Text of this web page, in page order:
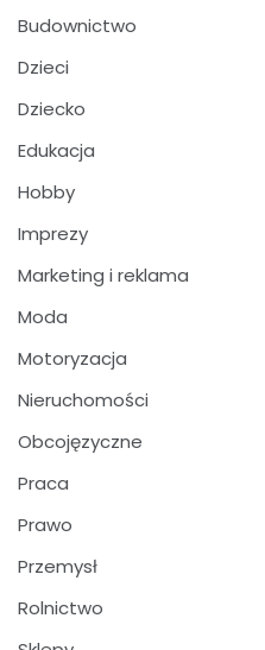
Budownictwo
Dzieci
Dziecko
Edukacja
Hobby
Imprezy
Marketing i reklama
Moda
Motoryzacja
Nieruchomości
Obcojęzyczne
Praca
Prawo
Przemysł
Rolnictwo